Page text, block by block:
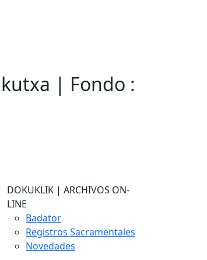
kutxa | Fondo :
DOKUKLIK | ARCHIVOS ON-
LINE
Badator
Registros Sacramentales
Novedades